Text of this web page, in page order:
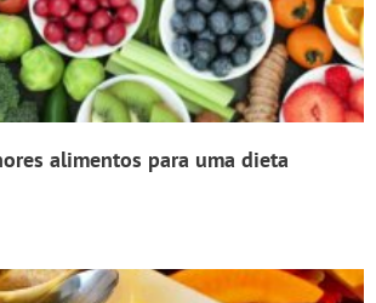
alimentos para uma dieta